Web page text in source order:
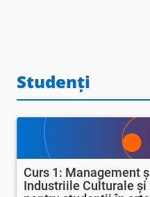
Studenți
Curs 1: Management
Industriile Culturale și